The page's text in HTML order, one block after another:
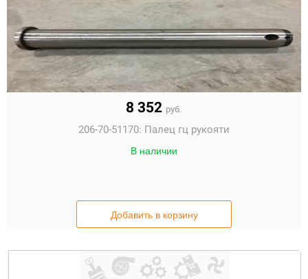
8 352 руб.
206-70-51170: Палец гц рукояти
В наличии
Добавить в корзину